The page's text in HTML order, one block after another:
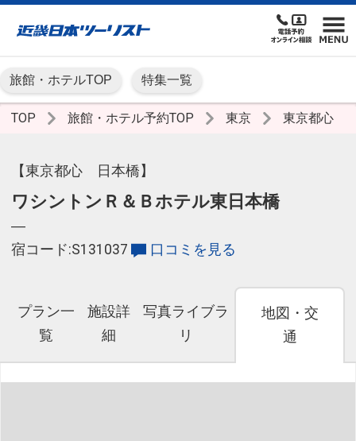
旅館・ホテルTOP 特集一覧
TOP 旅館・ホテル予約TOP 東京 東京都心
【東京都心 日本橋】
ワシントンＲ＆Ｂホテル東日本橋
―
宿コード:S131037
口コミを見る
プラン一
覧
施設詳
細
写真ライブラ
リ
地図・交
通